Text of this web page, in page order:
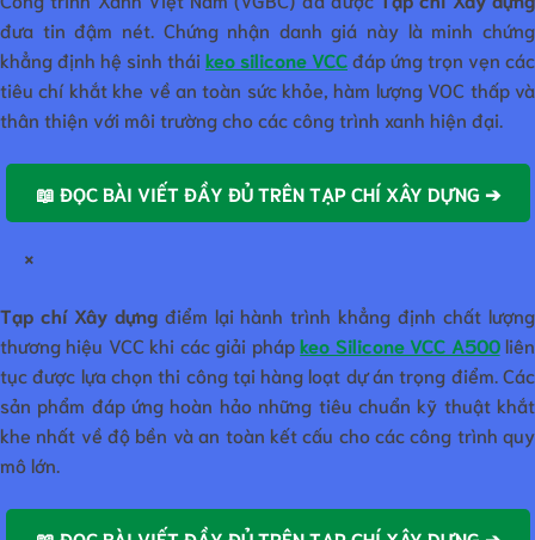
đưa tin đậm nét. Chứng nhận danh giá này là minh chứng
khẳng định hệ sinh thái keo silicone VCCđáp ứng trọn vẹn các
tiêu chí khắt khe về an toàn sức khỏe, hàm lượng VOC thấp và
thân thiện với môi trường cho các công trình xanh hiện đại.
📖 ĐỌC BÀI VIẾT ĐẦY ĐỦ TRÊN TẠP CHÍ XÂY DỰNG ➔
×
Tạp chí Xây dựngđiểm lại hành trình khẳng định chất lượng
thương hiệu VCC khi các giải phápkeo Silicone VCC A500liên
tục được lựa chọn thi công tại hàng loạt dự án trọng điểm. Các
sản phẩm đáp ứng hoàn hảo những tiêu chuẩn kỹ thuật khắt
khe nhất về độ bền và an toàn kết cấu cho các công trình quy
mô lớn.